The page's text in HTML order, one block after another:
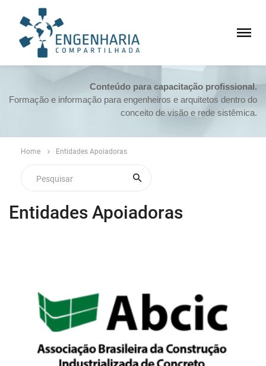
Conteúdo para capacitação profissional.
Formação e informação para engenheiros e arquitetos dentro do
conceito de visão e rede sistêmica.
Home Entidades Apoiadoras
Entidades Apoiadoras